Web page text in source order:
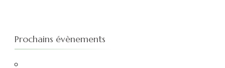
Prochains évènements